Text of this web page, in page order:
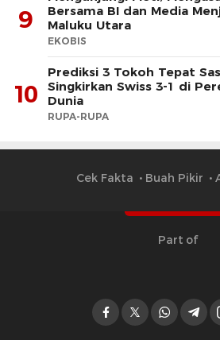
9
Bersama BI dan Media
Maluku Utara
EKOBIS
10
Prediksi 3 Tokoh Tepat
Singkirkan Swiss 3-1 di
Dunia
RUPA-RUPA
Cek Fakta Buah Pikir
Part of